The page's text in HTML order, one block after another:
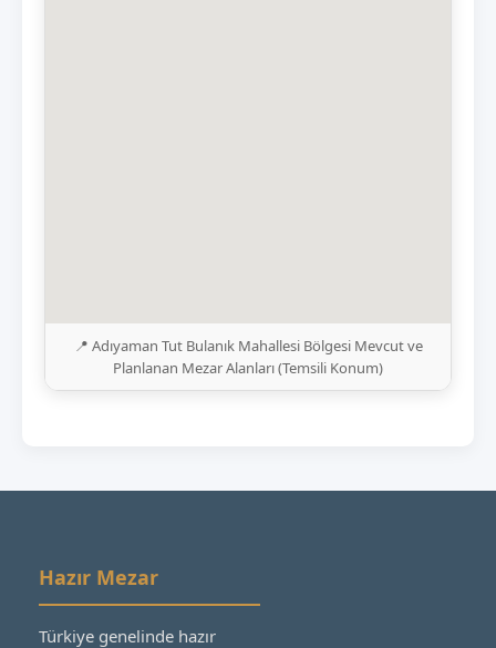
📍 Adıyaman Tut Bulanık Mahallesi Bölgesi Mevcut ve
Planlanan Mezar Alanları (Temsili Konum)
Hazır Mezar
Türkiye genelinde hazır